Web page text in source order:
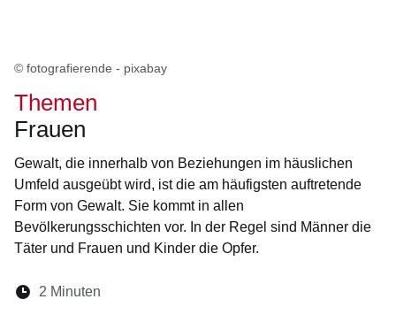
© fotografierende - pixabay
Themen
Frauen
Gewalt, die innerhalb von Beziehungen im häuslichen
Umfeld ausgeübt wird, ist die am häufigsten auftretende
Form von Gewalt. Sie kommt in allen
Bevölkerungsschichten vor. In der Regel sind Männer die
Täter und Frauen und Kinder die Opfer.
Lesedauer:
2 Minuten